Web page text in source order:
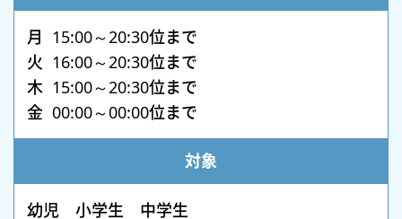
月 15:00～20:30位まで
火 16:00～20:30位まで
木 15:00～20:30位まで
金 00:00～00:00位まで
対象
幼児 小学生 中学生